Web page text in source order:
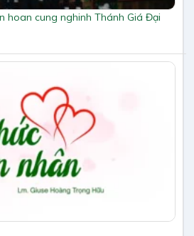
hoan cung nghinh Thánh Giá Đại